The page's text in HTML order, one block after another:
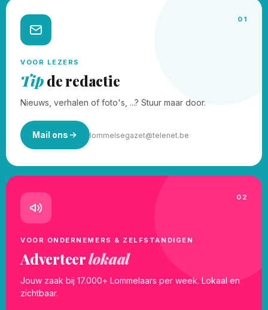
01
VOOR LEZERS
Tipde redactie
Nieuws, verhalen of foto's, ...? Stuur maar door.
Mail ons lommelsegazet@telenet.be
02
VOOR ONDERNEMERS & ZELFSTANDIGEN
Adverteerlokaal
Jouw zaak bij 17.000+ Lommelaars per week. Lokaal en
zichtbaar.